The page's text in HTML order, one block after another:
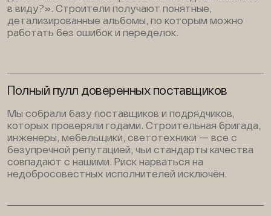
в виду?». Строители получают понятные,
детализированные альбомы, по которым можно
работать без ошибок и переделок.
Полный пулл доверенных поставщиков
Мы собрали базу поставщиков и подрядчиков,
которых проверяли годами. Строительная бригада,
инженеры, мебельщики, светотехники — все с
безупречной репутацией, чьи стандарты качества
совпадают с нашими. Риск нарваться на
недобросовестных исполнителей исключён.